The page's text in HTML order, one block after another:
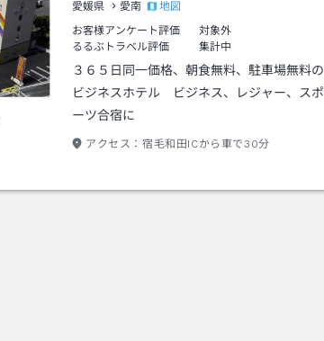
愛媛県 愛南
地図
お客様アンケート評価
対象外
るるぶトラベル評価
集計中
３６５日同一価格、朝食無料、駐車場無料の
ビジネスホテル ビジネス、レジャー、スポ
ーツ合宿に
アクセス： 宿毛和田ICから車で30分